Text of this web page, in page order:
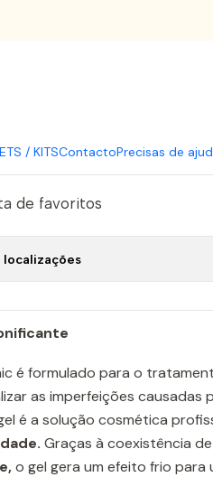
/ KITSContactoPrecisas de
Comprar agora
de favoritos
é formulado para o
as imperfeições causadas
é a solução cosmética
Graças à coexistência de
o gel gera um efeito frio para